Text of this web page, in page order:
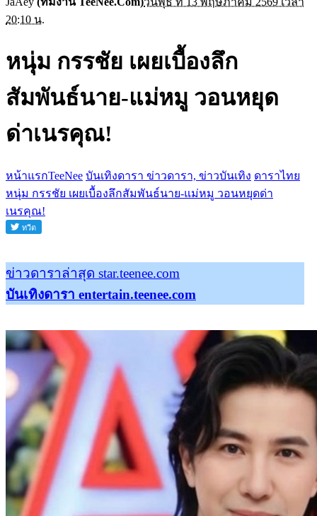
20:10 น.
หนุ่ม กรรชัย เผยเบื้องลึก
สัมพันธ์นาย-แม่หมู วอนหยุด
ด่าเนรคุณ!
หน้าแรกTeeNee บันเทิงดารา ข่าวดารา, ข่าวบันเทิง ดาราไทย
หนุ่ม กรรชัย เผยเบื้องลึกสัมพันธ์นาย-แม่หมู วอนหยุดด่า
เนรคุณ!
ข่าวดาราล่าสุด star.teenee.com
บันเทิงดารา entertain.teenee.com